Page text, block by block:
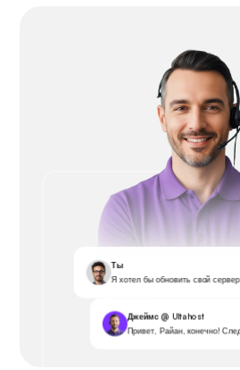
Ты
Я хотел бы обновить свой
Джеймс @ Ultahost
Привет, Райан, конечно!